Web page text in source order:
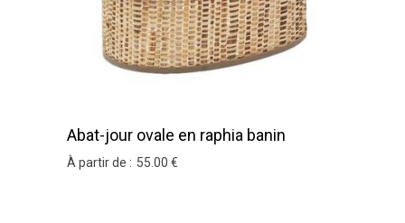
Abat-jour ovale en raphia banin
À partir de : 55 .00 €